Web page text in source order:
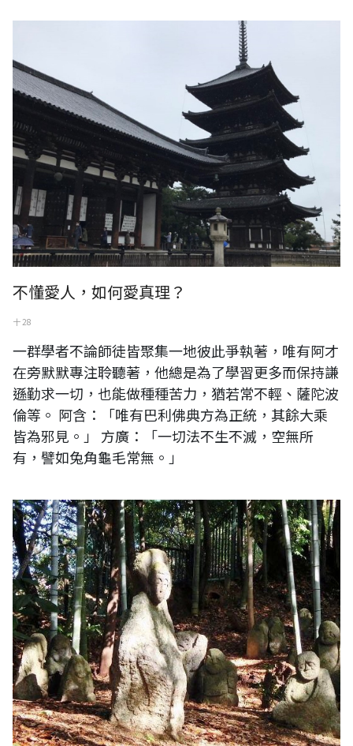
不懂愛人，如何愛真理？
十 28
一群學者不論師徒皆聚集一地彼此爭執著，唯有阿才
在旁默默專注聆聽著，他總是為了學習更多而保持謙
遜勤求一切，也能做種種苦力，猶若常不輕、薩陀波
倫等。 阿含：「唯有巴利佛典方為正統，其餘大乘
皆為邪見。」 方廣：「一切法不生不滅，空無所
有，譬如兔角龜毛常無。」
日本富山安居寺五百羅漢石像